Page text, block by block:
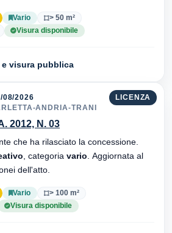
Vario
> 50 m²
Visura disponibile
visura pubblica
LICENZA
08/2026
ANDRIA-TRANI
2012, N. 03
che ha rilasciato la concessione.
, categoria vario
versionei dell'atto.
Vario
> 100 m²
Visura disponibile